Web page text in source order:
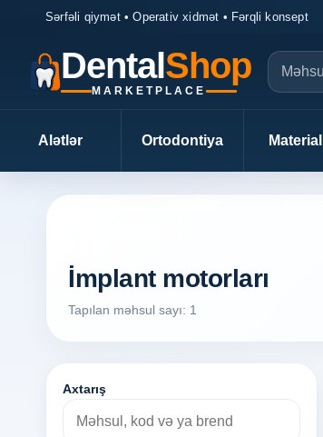
Sərfəli qiymət • Operativ xidmət • Fərqli konsept
DentalShop
MARKETPLACE
Alətlər Ortodontiya
İmplant motorları
Tapılan məhsul sayı: 1
Axtarış